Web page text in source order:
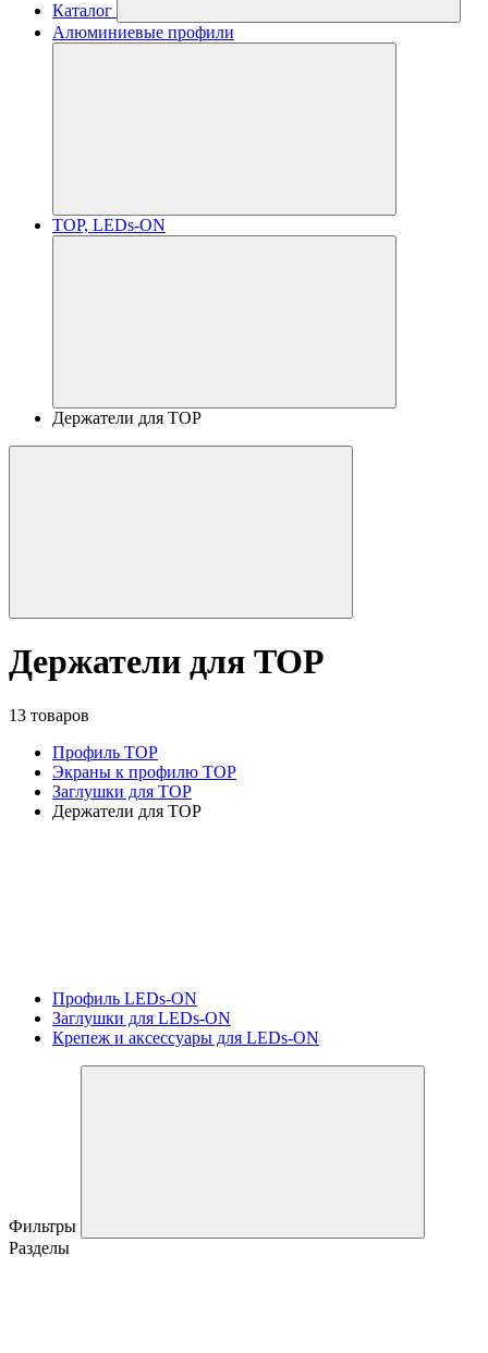
Каталог
Алюминиевые профили
TOP, LEDs-ON
Держатели для TOP
Держатели для TOP
13 товаров
Профиль TOP
Экраны к профилю TOP
Заглушки для TOP
Держатели для TOP
Профиль LEDs-ON
Заглушки для LEDs-ON
Крепеж и аксессуары для LEDs-ON
Фильтры
Разделы